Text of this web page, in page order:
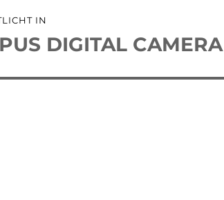
IN
DIGITAL CAMERA